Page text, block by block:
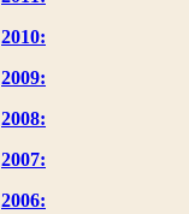
2010:
2009:
2008:
2007:
2006: